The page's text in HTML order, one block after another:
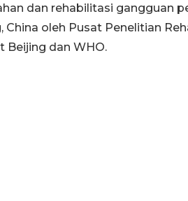
dan rehabilitasi gangguan
China oleh Pusat Penelitian
Beijing dan WHO.